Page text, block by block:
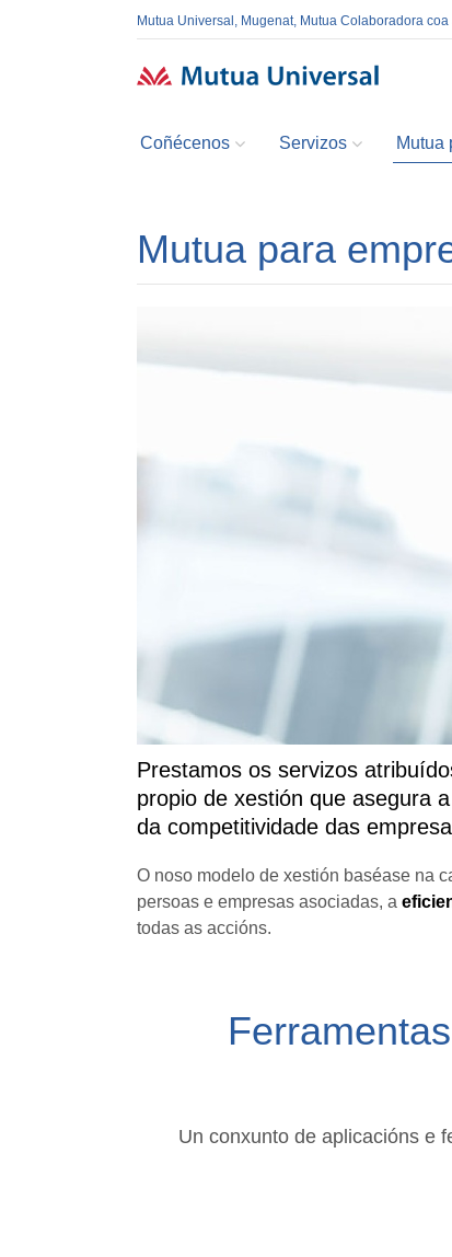
Mutua Universal, Mugenat, Mutua Colaboradora
Coñécenos Servizos Mutua
Mutua para
Prestamos os servizos
propio de xestión que asegura
da competitividade das
O noso modelo de xestión baséase na
persoas e empresas asociadas, a
todas as accións.
Un conxunto de aplicacións e